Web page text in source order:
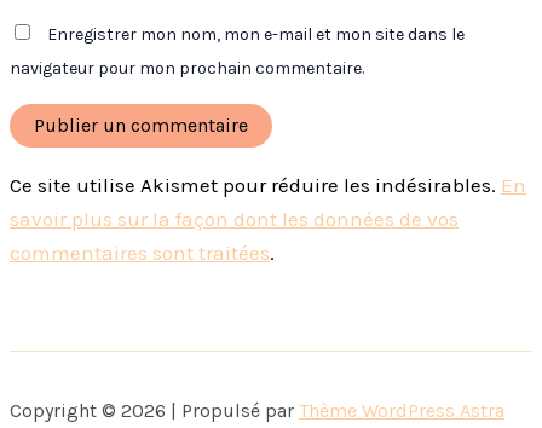
Enregistrer mon nom, mon e-mail et mon site dans le
navigateur pour mon prochain commentaire.
Ce site utilise Akismet pour réduire les indésirables. En
savoir plus sur la façon dont les données de vos
commentaires sont traitées.
Copyright © 2026 | Propulsé par Thème WordPress Astra